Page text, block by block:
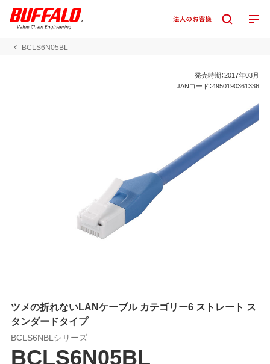
BCLS6N05BL
発売時期：2017年03月
JANコード：4950190361336
ツメの折れないLANケーブル カテゴリー6 ストレート ス
タンダードタイプ
BCLS6NBLシリーズ
BCLS6N05BL